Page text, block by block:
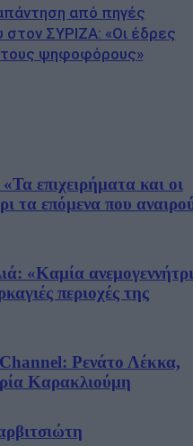
από πηγές
ΣΥΡΙΖΑ: «Οι έδρες
ψηφοφόρους»
επιχειρήματα και οι
τα επόμενα που
«Καμία
περιοχές της
Ρενάτο Λέκκα,
Καρακλιούμη